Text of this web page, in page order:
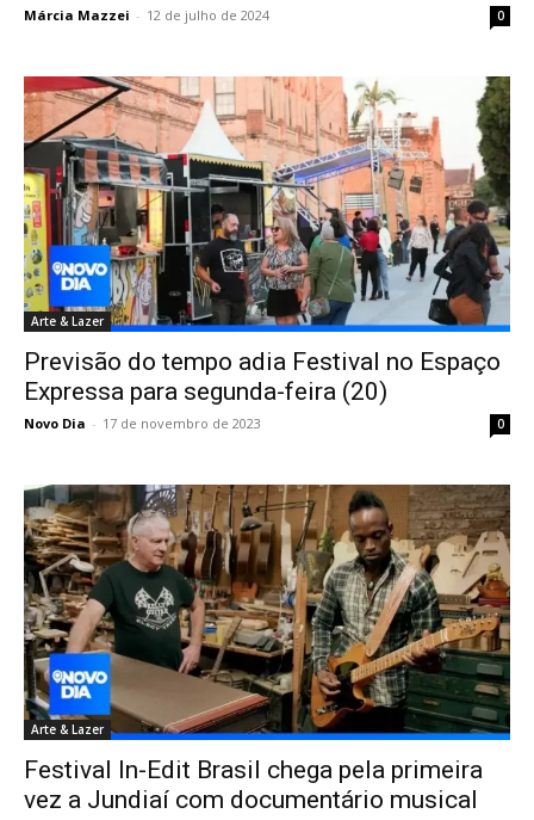
Márcia Mazzei - 12 de julho de 2024 0
Arte & Lazer
Previsão do tempo adia Festival no Espaço
Expressa para segunda-feira (20)
Novo Dia - 17 de novembro de 2023 0
Arte & Lazer
Festival In-Edit Brasil chega pela primeira
vez a Jundiaí com documentário musical